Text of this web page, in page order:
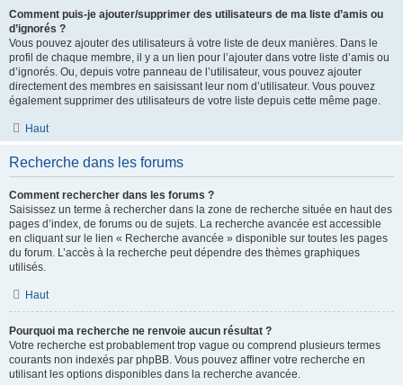
Comment puis-je ajouter/supprimer des utilisateurs de ma liste d’amis ou
d’ignorés ?
Vous pouvez ajouter des utilisateurs à votre liste de deux manières. Dans le
profil de chaque membre, il y a un lien pour l’ajouter dans votre liste d’amis ou
d’ignorés. Ou, depuis votre panneau de l’utilisateur, vous pouvez ajouter
directement des membres en saisissant leur nom d’utilisateur. Vous pouvez
également supprimer des utilisateurs de votre liste depuis cette même page.
Haut
Recherche dans les forums
Comment rechercher dans les forums ?
Saisissez un terme à rechercher dans la zone de recherche située en haut des
pages d’index, de forums ou de sujets. La recherche avancée est accessible
en cliquant sur le lien « Recherche avancée » disponible sur toutes les pages
du forum. L’accès à la recherche peut dépendre des thèmes graphiques
utilisés.
Haut
Pourquoi ma recherche ne renvoie aucun résultat ?
Votre recherche est probablement trop vague ou comprend plusieurs termes
courants non indexés par phpBB. Vous pouvez affiner votre recherche en
utilisant les options disponibles dans la recherche avancée.